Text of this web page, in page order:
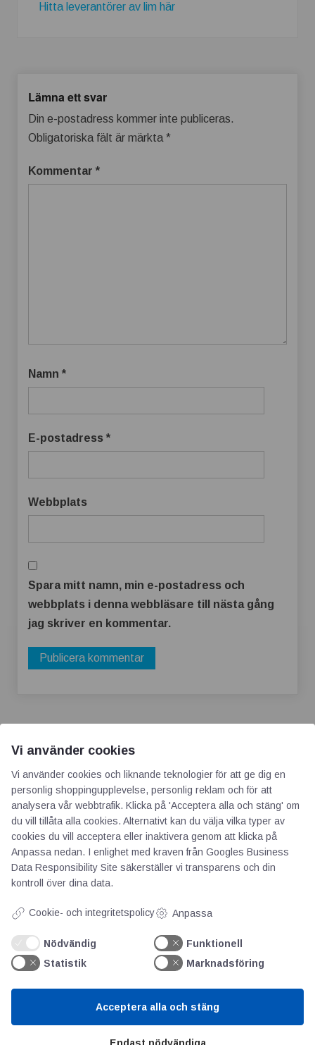
Hitta leverantörer av lim här
Lämna ett svar
Din e-postadress kommer inte publiceras.
Obligatoriska fält är märkta *
Kommentar *
Namn *
E-postadress *
Webbplats
Spara mitt namn, min e-postadress och
webbplats i denna webbläsare till nästa gång
jag skriver en kommentar.
AOTI
Om oss
Priser
Kontakt
Kunskapscentrum
Vi använder cookies
Vi använder cookies och liknande teknologier för att ge dig en
personlig shoppingupplevelse, personlig reklam och för att
analysera vår webbtrafik. Klicka på 'Acceptera alla och stäng' om
du vill tillåta alla cookies. Alternativt kan du välja vilka typer av
cookies du vill acceptera eller inaktivera genom att klicka på
Anpassa nedan. I enlighet med kraven från Googles Business
Data Responsibility Site säkerställer vi transparens och din
kontroll över dina data.
Cookie- och integritetspolicy Anpassa
Nödvändig
Funktionell
Statistik
Marknadsföring
Acceptera alla och stäng